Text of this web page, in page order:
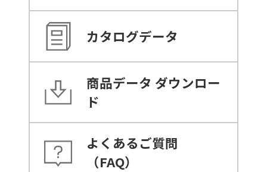
カタログデータ
商品データ ダウンロー
ド
よくあるご質問
（FAQ）